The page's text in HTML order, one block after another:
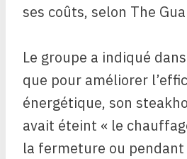
ses coûts, selon The
Le groupe a indiqué
que pour améliorer
énergétique, son
avait éteint « le
la fermeture ou